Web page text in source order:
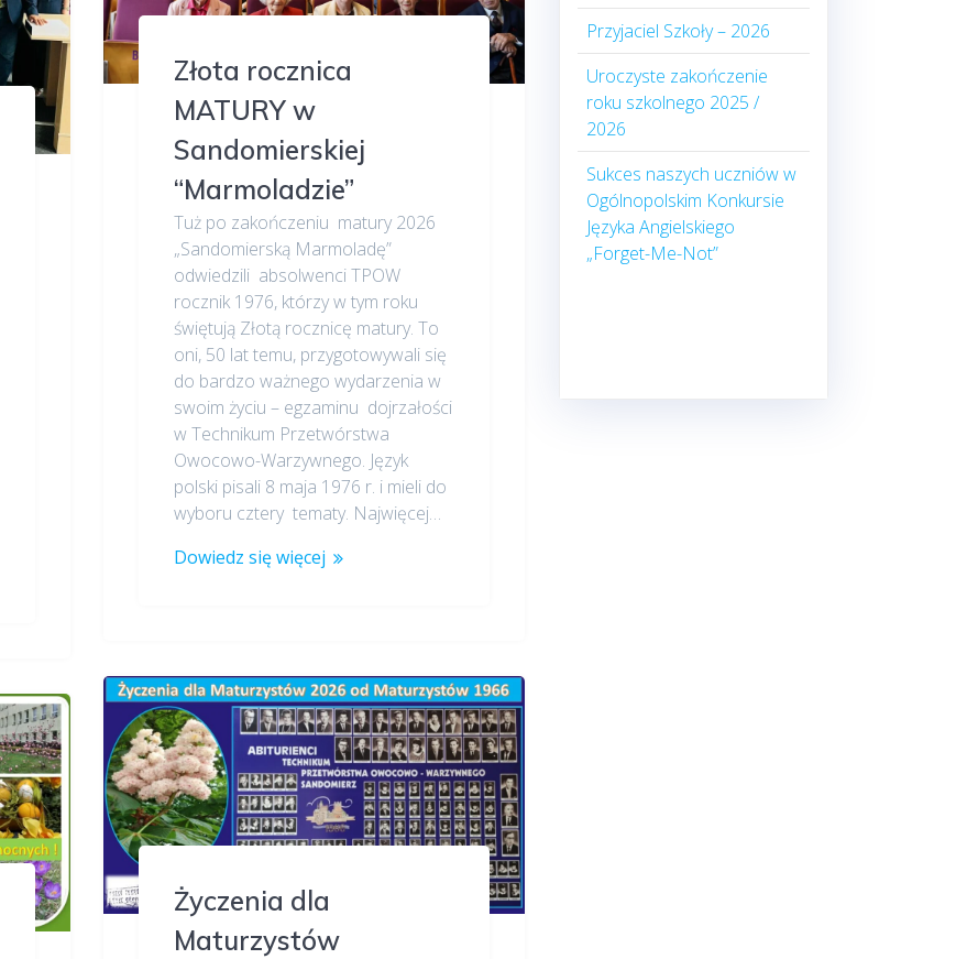
Złota rocznica
MATURY w
Sandomierskiej
“Marmoladzie”
Tuż po zakończeniu matury 2026
„Sandomierską Marmoladę”
odwiedzili absolwenci TPOW
rocznik 1976, którzy w tym roku
świętują Złotą rocznicę matury. To
oni, 50 lat temu, przygotowywali się
do bardzo ważnego wydarzenia w
swoim życiu – egzaminu dojrzałości
w Technikum Przetwórstwa
Owocowo-Warzywnego. Język
polski pisali 8 maja 1976 r. i mieli do
wyboru cztery tematy. Najwięcej…
Dowiedz się więcej
Życzenia dla
Maturzystów
Przyjaciel Szkoły – 2026
Uroczyste zakończenie
roku szkolnego 2025 /
2026
Sukces naszych uczniów w
Ogólnopolskim Konkursie
Języka Angielskiego
„Forget-Me-Not”